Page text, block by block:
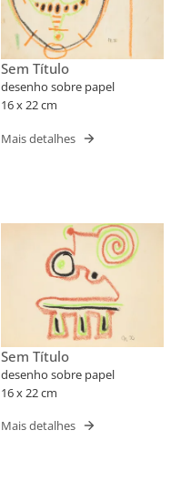
Sem Título
desenho sobre papel
16 x 22 cm
Mais detalhes
Sem Título
desenho sobre papel
16 x 22 cm
Mais detalhes